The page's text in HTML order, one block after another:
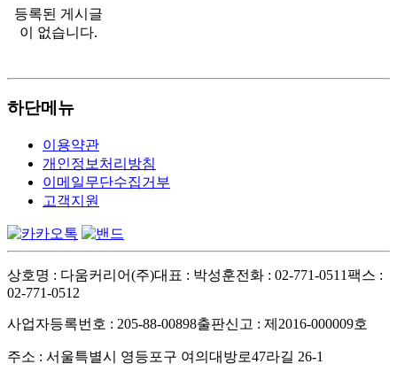
등록된 게시글
이 없습니다.
하단메뉴
이용약관
개인정보처리방침
이메일무단수집거부
고객지원
상호명 : 다움커리어(주)대표 : 박성훈전화 : 02-771-0511팩스 :
02-771-0512
사업자등록번호 : 205-88-00898출판신고 : 제2016-000009호
주소 : 서울특별시 영등포구 여의대방로47라길 26-1